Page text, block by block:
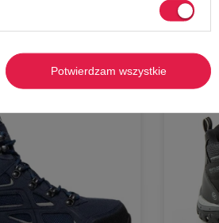
-58%
Potwierdzam wszystkie